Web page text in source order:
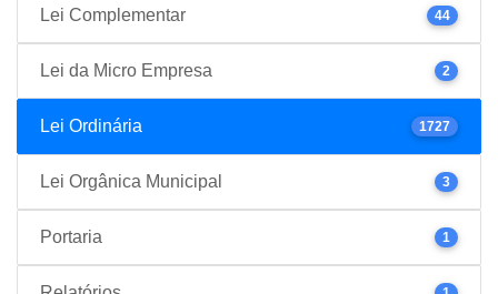
Lei Complementar 44
Lei da Micro Empresa 2
Lei Ordinária 1727
Lei Orgânica Municipal 3
Portaria 1